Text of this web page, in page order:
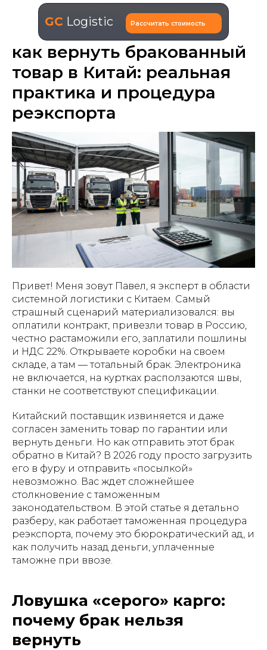
GC Logistic Рассчитать стоимость
как вернуть бракованный
товар в Китай: реальная
практика и процедура
реэкспорта
Привет! Меня зовут Павел, я эксперт в области
системной логистики с Китаем. Самый
страшный сценарий материализовался: вы
оплатили контракт, привезли товар в Россию,
честно растаможили его, заплатили пошлины
и НДС 22%. Открываете коробки на своем
складе, а там — тотальный брак. Электроника
не включается, на куртках расползаются швы,
станки не соответствуют спецификации.
Китайский поставщик извиняется и даже
согласен заменить товар по гарантии или
вернуть деньги. Но как отправить этот брак
обратно в Китай? В 2026 году просто загрузить
его в фуру и отправить «посылкой»
невозможно. Вас ждет сложнейшее
столкновение с таможенным
законодательством. В этой статье я детально
разберу, как работает таможенная процедура
реэкспорта, почему это бюрократический ад, и
как получить назад деньги, уплаченные
таможне при ввозе.
Ловушка «серого» карго:
почему брак нельзя
вернуть